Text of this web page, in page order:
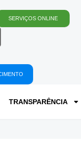
SERVIÇOS ONLINE
TRANSPARÊNCIA